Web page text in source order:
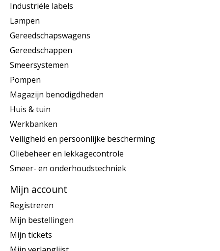
Industriële labels
Lampen
Gereedschapswagens
Gereedschappen
Smeersystemen
Pompen
Magazijn benodigdheden
Huis & tuin
Werkbanken
Veiligheid en persoonlijke bescherming
Oliebeheer en lekkagecontrole
Smeer- en onderhoudstechniek
Mijn account
Registreren
Mijn bestellingen
Mijn tickets